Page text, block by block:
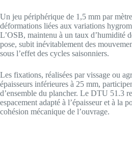
Un jeu périphérique de 1,5 mm par
déformations liées aux variations
L’OSB, maintenu à un taux d’humidité
pose, subit inévitablement des
sous l’effet des cycles saisonniers.
Les fixations, réalisées par vissage ou
épaisseurs inférieures à 25 mm,
d’ensemble du plancher. Le DTU 51.3
espacement adapté à l’épaisseur et à la
cohésion mécanique de l’ouvrage.